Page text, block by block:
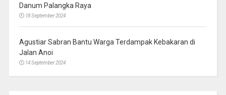
Danum Palangka Raya
18 September 2024
Agustiar Sabran Bantu Warga Terdampak Kebakaran di
Jalan Anoi
14 September 2024